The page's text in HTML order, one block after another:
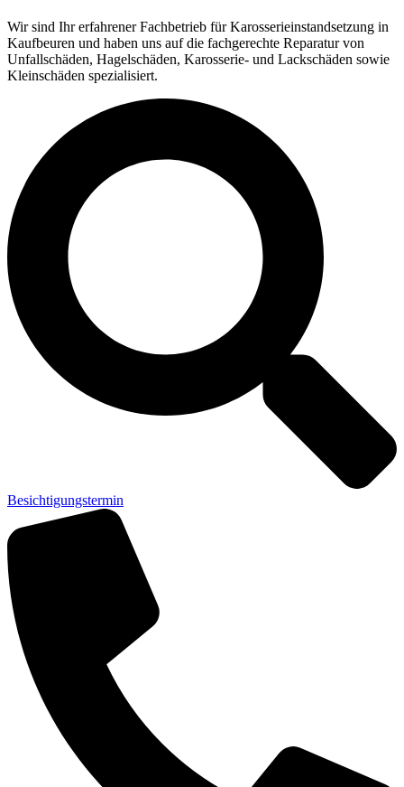
Wir sind Ihr erfahrener Fachbetrieb für Karosserieinstandsetzung in
Kaufbeuren und haben uns auf die fachgerechte Reparatur von
Unfallschäden, Hagelschäden, Karosserie- und Lackschäden sowie
Kleinschäden spezialisiert.
Besichtigungstermin